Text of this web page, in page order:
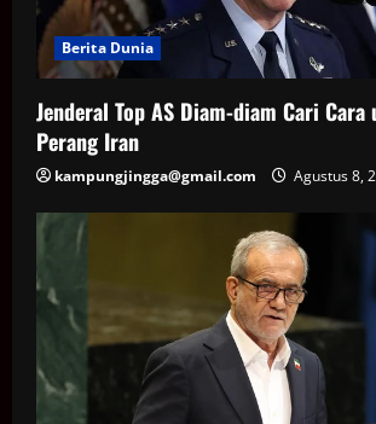
Berita Dunia
Jenderal Top AS Diam-diam Cari
Perang Iran
kampungjingga@gmail.com Agustus 8,